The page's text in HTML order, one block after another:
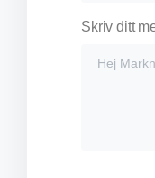
Skriv ditt